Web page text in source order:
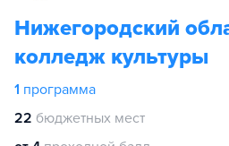
Нижегородский
колледж культуры
1 программа
22 бюджетных мест